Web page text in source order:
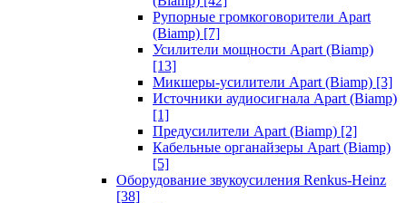
Рупорные громкоговорители Apart
(Biamp) [7]
Усилители мощности Apart (Biamp)
[13]
Микшеры-усилители Apart (Biamp) [3]
Источники аудиосигнала Apart (Biamp)
[1]
Предусилители Apart (Biamp) [2]
Кабельные органайзеры Apart (Biamp)
[5]
Оборудование звукоусиления Renkus-Heinz
[38]